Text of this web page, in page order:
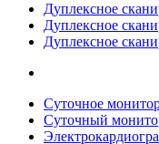
Дуплексное
Дуплексное
Дуплексное
Суточное
Суточный